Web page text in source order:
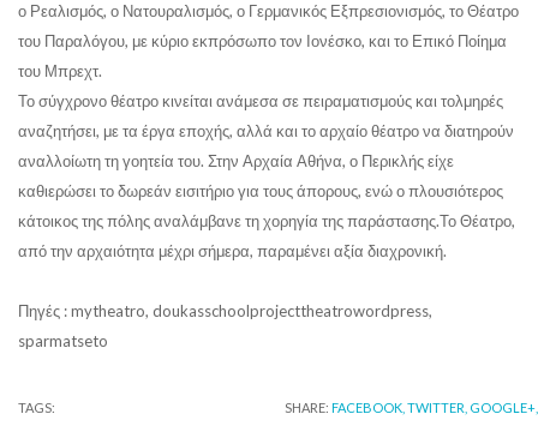
ο Ρεαλισμός, ο Νατουραλισμός, ο Γερμανικός Εξπρεσιονισμός, το Θέατρο
του Παραλόγου, με κύριο εκπρόσωπο τον Ιονέσκο, και το Επικό Ποίημα
του Μπρεχτ.
Το σύγχρονο θέατρο κινείται ανάμεσα σε πειραματισμούς και τολμηρές
αναζητήσει, με τα έργα εποχής, αλλά και το αρχαίο θέατρο να διατηρούν
αναλλοίωτη τη γοητεία του. Στην Αρχαία Αθήνα, ο Περικλής είχε
καθιερώσει το δωρεάν εισιτήριο για τους άπορους, ενώ ο πλουσιότερος
κάτοικος της πόλης αναλάμβανε τη χορηγία της παράστασης.Το Θέατρο,
από την αρχαιότητα μέχρι σήμερα, παραμένει αξία διαχρονική.
Πηγές : mytheatro, doukasschoolprojecttheatrowordpress,
sparmatseto
TAGS: SHARE: FACEBOOK, TWITTER, GOOGLE+,